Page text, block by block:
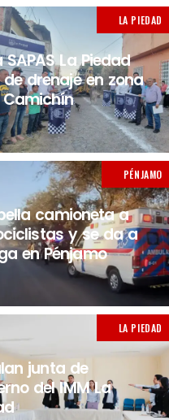
LA PIEDAD
SAPAS La Piedad
drenaje en zona
Camichín
PÉNJAMO
camioneta a
y se da a
en Pénjamo
LA PIEDAD
junta de
del IMM La